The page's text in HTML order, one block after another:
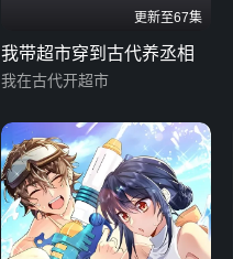
更新至67集
我带超市穿到古代养丞相
我在古代开超市